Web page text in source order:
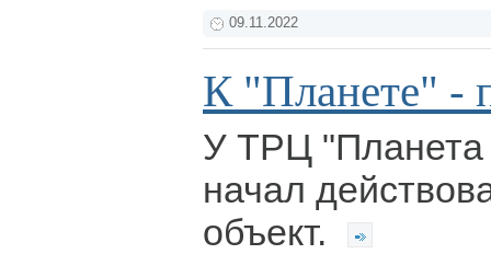
09.11.2022
К "Планете" -
У ТРЦ
начал
объект.